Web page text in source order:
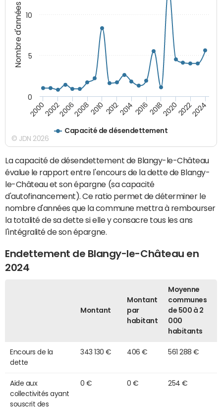
Nombre d'années
Capacité de désendettement
20002002200620082010 2012201420162018202020222024
0
5
10
© JDN 2026
La capacité de désendettement de Blangy-le-Château
évalue le rapport entre l'encours de la dette de Blangy-
le-Château et son épargne (sa capacité
d'autofinancement). Ce ratio permet de déterminer le
nombre d'années que la commune mettra à rembourser
la totalité de sa dette si elle y consacre tous les ans
l'intégralité de son épargne.
Endettement de Blangy-le-Château en
2024
Montant
Montant
par
habitant
Moyenne
communes
de 500 à 2
000
habitants
Encours de la
dette
343 130 € 406 € 561 288 €
Aide aux
collectivités ayant
souscrit des
0 € 0 € 254 €